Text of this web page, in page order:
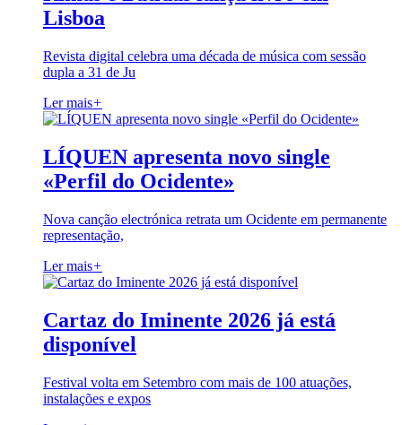
Lisboa
Revista digital celebra uma década de música com sessão
dupla a 31 de Ju
Ler mais+
LÍQUEN apresenta novo single
«Perfil do Ocidente»
Nova canção electrónica retrata um Ocidente em permanente
representação,
Ler mais+
Cartaz do Iminente 2026 já está
disponível
Festival volta em Setembro com mais de 100 atuações,
instalações e expos